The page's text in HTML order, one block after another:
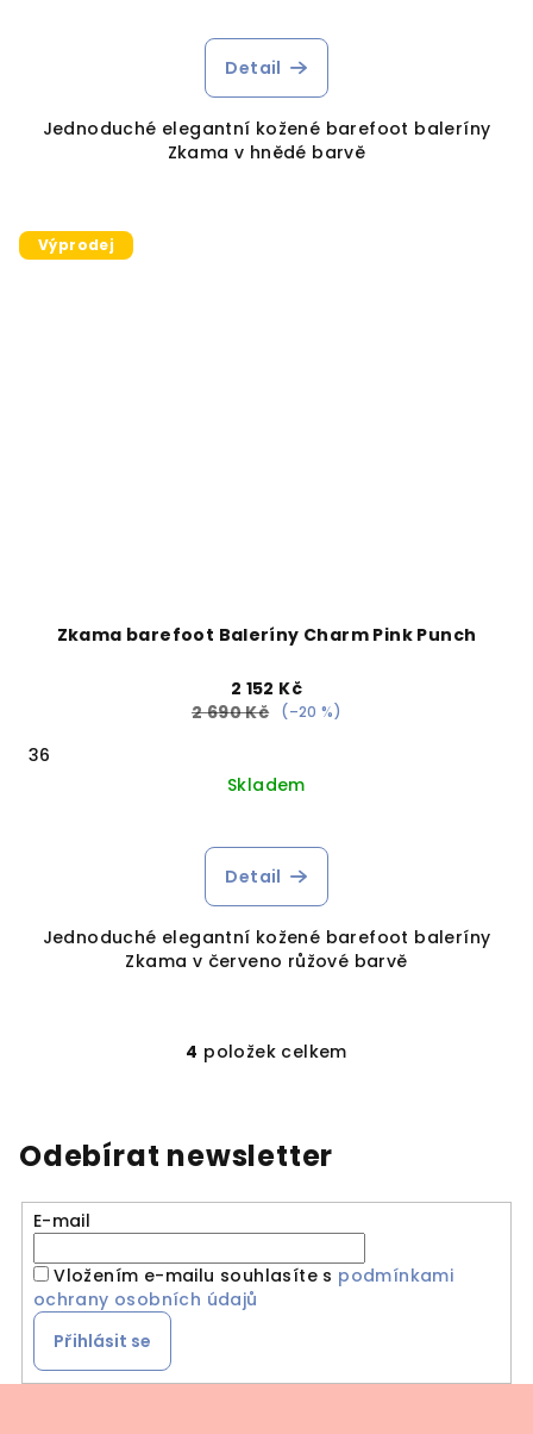
Detail
Jednoduché elegantní kožené barefoot baleríny
Zkama v hnědé barvě
Výprodej
Zkama barefoot Baleríny Charm Pink Punch
2 152 Kč
2 690 Kč
(–20 %)
36
Skladem
Detail
Jednoduché elegantní kožené barefoot baleríny
Zkama v červeno růžové barvě
O
á
d
a
c
í
p
y
4 položek celkem
Odebírat newsletter
E-mail
Vložením e-mailu souhlasíte s podmínkami
ochrany osobních údajů
Přihlásit se